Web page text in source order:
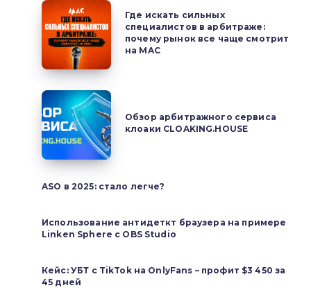
Где
искать
сильных
специалистов
арбитраже:
почему
рынок
все
чаще
смотрит
Где искать сильных
специалистов в арбитраже:
почему рынок все чаще смотрит
на MAC
Обзор
арбитражного
сервиса
CLOAKING.HOUSE
Обзор арбитражного сервиса
клоаки CLOAKING.HOUSE
ASO в 2025: стало легче?
Использование антидеткт браузера на примере
Linken Sphere с OBS Studio
Кейс: УБТ с TikTok на OnlyFans – профит $3 450 за
45 дней